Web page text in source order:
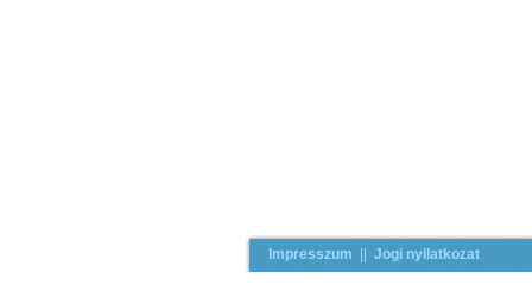
Impresszum || Jogi nyilatkozat